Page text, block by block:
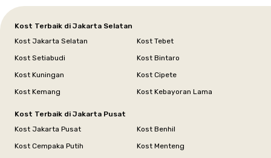
Kost Terbaik di Jakarta Selatan
Kost Jakarta Selatan
Kost Tebet
Kost Setiabudi
Kost Bintaro
Kost Kuningan
Kost Cipete
Kost Kemang
Kost Kebayoran Lama
Kost Terbaik di Jakarta Pusat
Kost Jakarta Pusat
Kost Benhil
Kost Cempaka Putih
Kost Menteng